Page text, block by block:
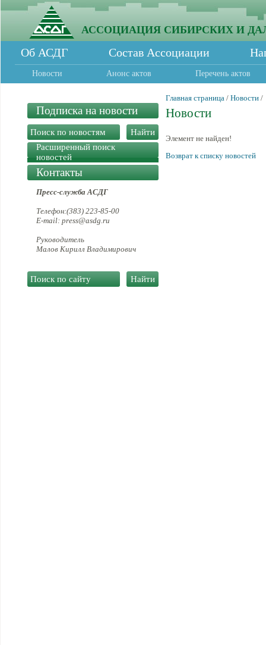
АССОЦИАЦИЯ СИБИРСКИХ И
Об АСДГ Состав Ассоциации
Новости Анонс актов Перечень актов
Подписка на новости
Расширенный поиск
новостей
Контакты
Пресс-служба АСДГ
Телефон:(383) 223-85-00
E-mail: press@asdg.ru
Руководитель
Малов Кирилл Владимирович
Главная страница / Новости /
Новости
Элемент не найден!
Возврат к списку новостей